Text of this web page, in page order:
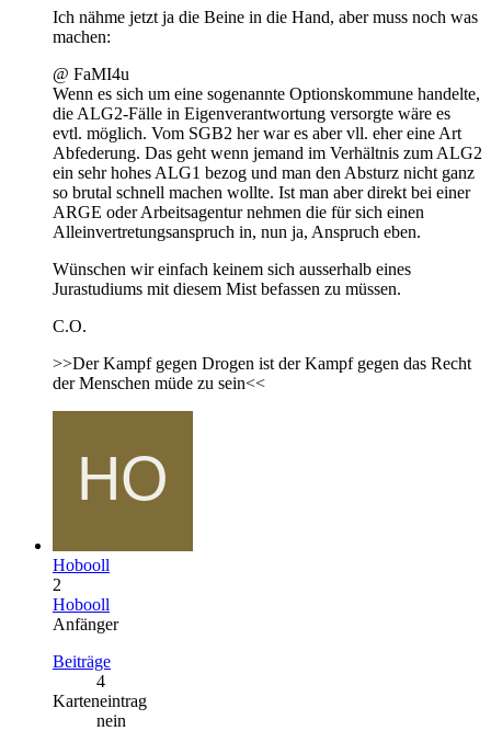
Ich nähme jetzt ja die Beine in die Hand, aber muss noch was
machen:
@ FaMI4u
Wenn es sich um eine sogenannte Optionskommune handelte,
die ALG2-Fälle in Eigenverantwortung versorgte wäre es
evtl. möglich. Vom SGB2 her war es aber vll. eher eine Art
Abfederung. Das geht wenn jemand im Verhältnis zum ALG2
ein sehr hohes ALG1 bezog und man den Absturz nicht ganz
so brutal schnell machen wollte. Ist man aber direkt bei einer
ARGE oder Arbeitsagentur nehmen die für sich einen
Alleinvertretungsanspruch in, nun ja, Anspruch eben.
Wünschen wir einfach keinem sich ausserhalb eines
Jurastudiums mit diesem Mist befassen zu müssen.
C.O.
>>Der Kampf gegen Drogen ist der Kampf gegen das Recht
der Menschen müde zu sein<<
Hobooll
2
Hobooll
Anfänger
Beiträge
4
Karteneintrag
nein